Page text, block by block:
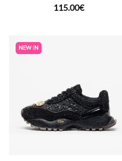
115.00€
NEW IN